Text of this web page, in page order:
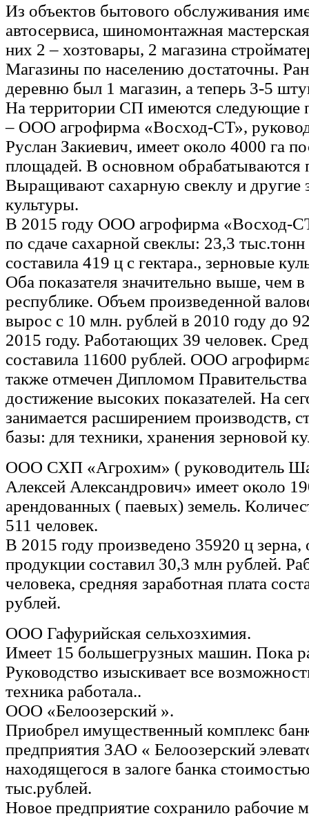
Из объектов бытового обслуживания
автосервиса, шиномонтажная
них 2 – хозтовары, 2 магазина
Магазины по населению достаточны.
деревню был 1 магазин, а теперь 3-5
На территории СП имеются следующие
– ООО агрофирма «Восход-СТ»,
Руслан Закиевич, имеет около 4000 га
площадей. В основном обрабатываются
Выращивают сахарную свеклу и другие
культуры.
В 2015 году ООО агрофирма «Восход-
по сдаче сахарной свеклы: 23,3
составила 419 ц с гектара., зерновые
Оба показателя значительно выше, чем
республике. Объем произведенной
вырос с 10 млн. рублей в 2010 году до
2015 году. Работающих 39 человек.
составила 11600 рублей. ООО
также отмечен Дипломом
достижение высоких показателей. На
занимается расширением производств,
базы: для техники, хранения зерновой
ООО СХП «Агрохим» ( руководитель
Алексей Александрович» имеет около
арендованных ( паевых) земель.
511 человек.
В 2015 году произведено 35920 ц зерна,
продукции составил 30,3 млн рублей.
человека, средняя заработная плата
рублей.
ООО Гафурийская сельхозхимия.
Имеет 15 большегрузных машин. Пока
Руководство изыскивает все
техника работала..
ООО «Белоозерский ».
Приобрел имущественный комплекс
предприятия ЗАО « Белоозерский
находящегося в залоге банка
тыс.рублей.
Новое предприятие сохранило рабочие